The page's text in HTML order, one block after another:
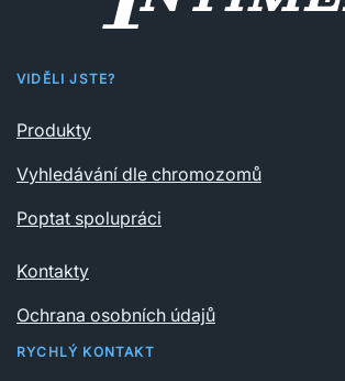
VIDĚLI JSTE?
Produkty
Vyhledávání dle chromozomů
Poptat spolupráci
Kontakty
Ochrana osobních údajů
RYCHLÝ KONTAKT